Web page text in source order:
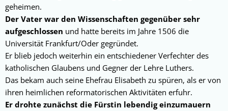
geheimen.
Der Vater war den Wissenschaften gegenüber sehr
aufgeschlossen und hatte bereits im Jahre 1506 die
Universität Frankfurt/Oder gegründet.
Er blieb jedoch weiterhin ein entschiedener Verfechter des
katholischen Glaubens und Gegner der Lehre Luthers.
Das bekam auch seine Ehefrau Elisabeth zu spüren, als er von
ihren heimlichen reformatorischen Aktivitäten erfuhr.
Er drohte zunächst die Fürstin lebendig einzumauern